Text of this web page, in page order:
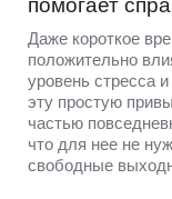
помогает
Даже короткое
положительно
уровень стресса
эту простую
частью
что для нее не
свободные